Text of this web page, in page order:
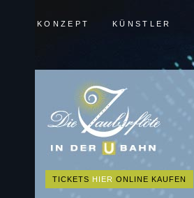
KONZEPT KÜNSTLER
TICKETS HIER ONLINE KAUFEN